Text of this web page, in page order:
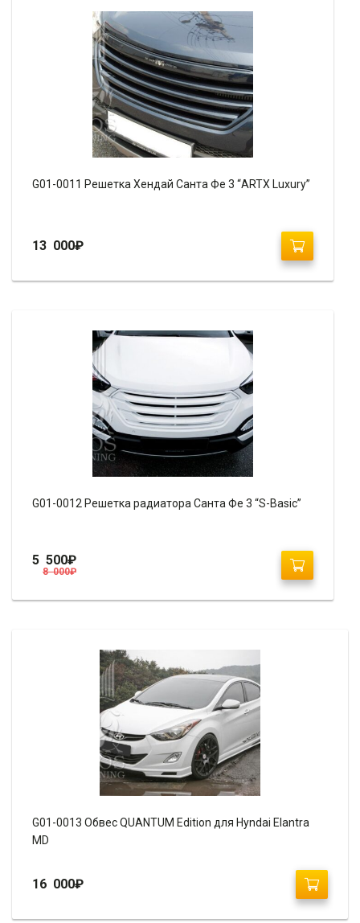
G01-0011 Решетка Хендай Санта Фе 3 “ARTX Luxury”
13 000₽
G01-0012 Решетка радиатора Санта Фе 3 “S-Basic”
8 000₽
5 500₽
G01-0013 Обвес QUANTUM Edition для Hyndai Elantra
MD
16 000₽